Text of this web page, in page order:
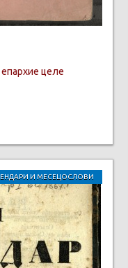
целе
И МЕСЕЦОСЛОВИ